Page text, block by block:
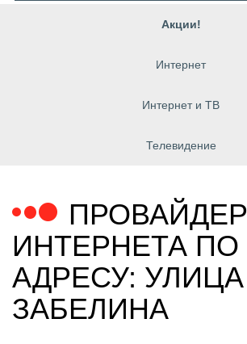
Акции!
Интернет
Интернет и ТВ
Телевидение
ПРОВАЙДЕР
ИНТЕРНЕТА ПО
АДРЕСУ: УЛИЦА
ЗАБЕЛИНА